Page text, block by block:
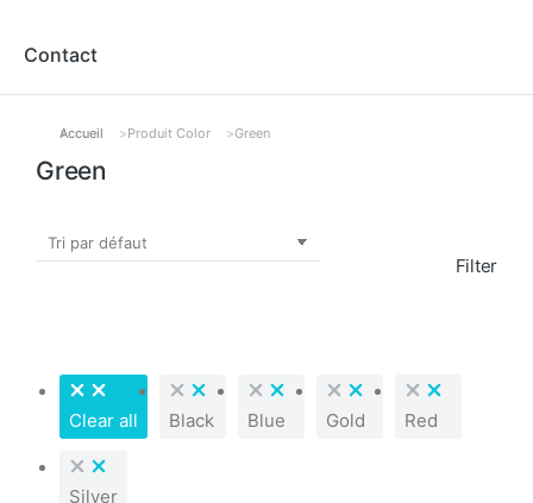
Contact
Vous êtes ici :
Accueil Produit Color Green
Green
Filter
Clear all Black Blue Gold Red
Silver